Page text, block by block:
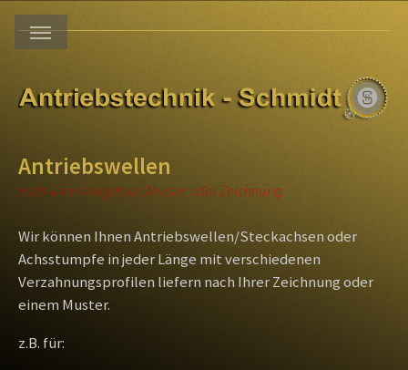
Antriebswellen
nach Ihren Vorgaben, Muster oder Zeichnung
Wir können Ihnen Antriebswellen/Steckachsen oder
Achsstumpfe in jeder Länge mit verschiedenen
Verzahnungsprofilen liefern nach Ihrer Zeichnung oder
einem Muster.
z.B. für: